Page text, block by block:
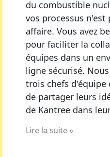
du combustible
vos processus n'est
affaire. Vous avez
pour faciliter la
équipes dans un
ligne sécurisé.
trois chefs d'équipe
de partager leurs
de Kantree dans
Lire la suite »